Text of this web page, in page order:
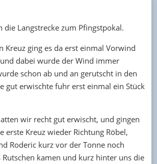
die Langstrecke zum Pfingstpokal.
Kreuz ging es da erst einmal Vorwind
dabei wurde der Wind immer
schon ab und an gerutscht in den
gut erwischte fuhr erst einmal ein Stück
wir recht gut erwischt, und gingen
erste Kreuz wieder Richtung Röbel,
Roderic kurz vor der Tonne noch
kamen und kurz hinter uns die